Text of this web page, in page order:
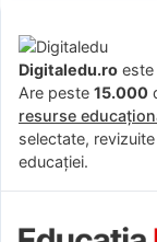
Digitaledu.ro este
Are peste 15.000
resurse
selectate,
educației.